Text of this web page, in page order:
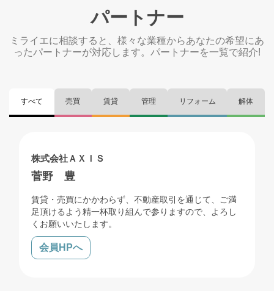
パートナー
ミライエに相談すると、様々な業種からあなたの希望にあ
ったパートナーが対応します。パートナーを一覧で紹介!
すべて 売買 賃貸 管理 リフォーム 解体
売買 賃貸 リフォーム
株式会社ＡＸＩＳ
菅野 豊
賃貸・売買にかかわらず、不動産取引を通じて、ご満
足頂けるよう精一杯取り組んで参りますので、よろし
くお願いいたします。
会員HPへ